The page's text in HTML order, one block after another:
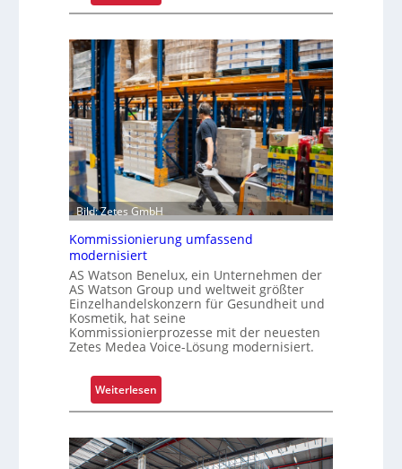
e
i
s
t
a
l
s
F
a
h
r
e
K
a
g
a
r
m
-
U
n
k
a
f
ü
r
S
c
c
t
s
Bild: Zetes GmbH
Kommissionierung umfassend
modernisiert
AS Watson Benelux, ein Unternehmen der
AS Watson Group und weltweit größter
Einzelhandelskonzern für Gesundheit und
Kosmetik, hat seine
Kommissionierprozesse mit der neuesten
Zetes Medea Voice-Lösung modernisiert.
Weiterlesen
K
m
m